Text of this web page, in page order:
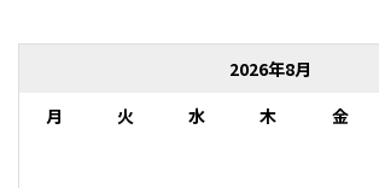
2026年8月
月
火 水 木 金